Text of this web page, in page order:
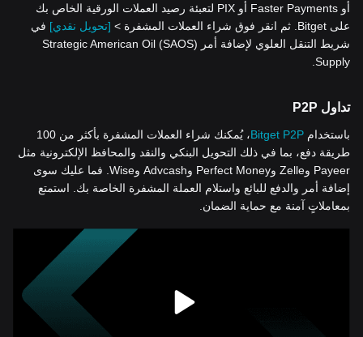
أو Faster Payments أو PIX لتعبئة رصيد العملات الورقية الخاص بك
على Bitget. ثم انقر فوق شراء العملات المشفرة >
[تحويل نقدي] في
شريط التنقل العلوي لإضافة أمر (SAOS) Strategic American Oil
Supply.
تداول P2P
باستخدام Bitget P2P
، يُمكنك شراء العملات المشفرة بأكثر من 100
طريقة دفع، بما في ذلك التحويل البنكي والنقد والمحافظ الإلكترونية مثل
Payeer وZelle وPerfect Money وAdvcash وWise. فما عليك سوى
إضافة أمر والدفع للبائع واستلام العملة المشفرة الخاصة بك. استمتع
بمعاملاتٍ آمنة مع حماية الضمان.